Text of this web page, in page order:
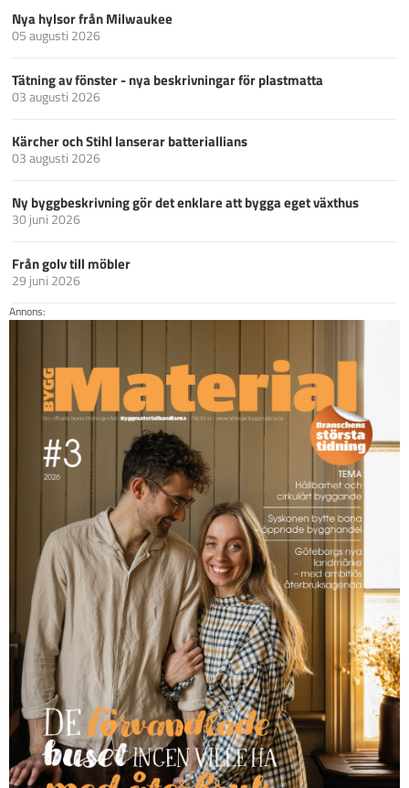
Nya hylsor från Milwaukee
05 augusti 2026
Tätning av fönster - nya beskrivningar för plastmatta
03 augusti 2026
Kärcher och Stihl lanserar batteriallians
03 augusti 2026
Ny byggbeskrivning gör det enklare att bygga eget växthus
30 juni 2026
Från golv till möbler
29 juni 2026
Annons: